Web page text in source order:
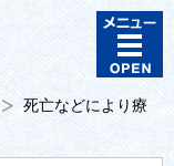
死亡などにより療